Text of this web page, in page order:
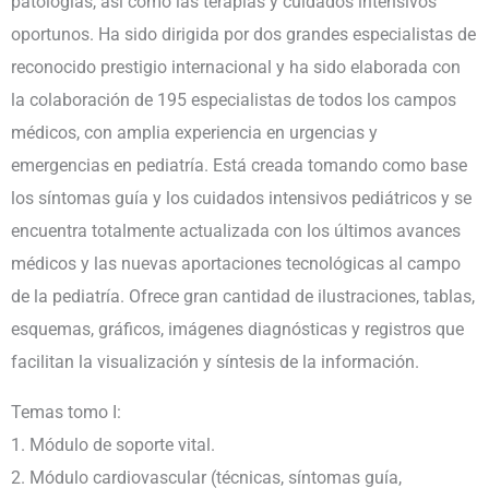
oportunos. Ha sido dirigida por dos grandes especialistas de
reconocido prestigio internacional y ha sido elaborada con
la colaboración de 195 especialistas de todos los campos
médicos, con amplia experiencia en urgencias y
emergencias en pediatría. Está creada tomando como base
los síntomas guía y los cuidados intensivos pediátricos y se
encuentra totalmente actualizada con los últimos avances
médicos y las nuevas aportaciones tecnológicas al campo
de la pediatría. Ofrece gran cantidad de ilustraciones, tablas,
esquemas, gráficos, imágenes diagnósticas y registros que
facilitan la visualización y síntesis de la información.
Temas tomo I:
1. Módulo de soporte vital.
2. Módulo cardiovascular (técnicas, síntomas guía,